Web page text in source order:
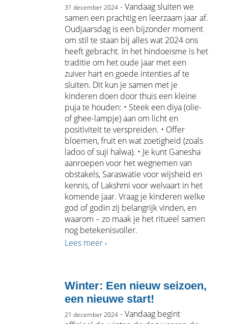
31 december 2024 - Vandaag sluiten we
samen een prachtig en leerzaam jaar af.
Oudjaarsdag is een bijzonder moment
om stil te staan bij alles wat 2024 ons
heeft gebracht. In het hindoeïsme is het
traditie om het oude jaar met een
zuiver hart en goede intenties af te
sluiten. Dit kun je samen met je
kinderen doen door thuis een kleine
puja te houden: • Steek een diya (olie-
of ghee-lampje) aan om licht en
positiviteit te verspreiden. • Offer
bloemen, fruit en wat zoetigheid (zoals
ladoo of suji halwa). • Je kunt Ganesha
aanroepen voor het wegnemen van
obstakels, Saraswatie voor wijsheid en
kennis, of Lakshmi voor welvaart in het
komende jaar. Vraag je kinderen welke
god of godin zij belangrijk vinden, en
waarom – zo maak je het ritueel samen
nog betekenisvoller.
Lees meer ›
Winter: Een nieuw seizoen,
een nieuwe start!
21 december 2024 - Vandaag begint